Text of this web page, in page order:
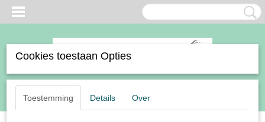
Inloggen Registreren
(0)
Cookies toestaan Opties
Toestemming Details Over